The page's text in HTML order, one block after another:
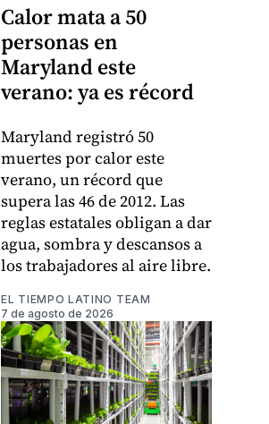
Calor mata a 50
personas en
Maryland este
verano: ya es récord
Maryland registró 50
muertes por calor este
verano, un récord que
supera las 46 de 2012. Las
reglas estatales obligan a dar
agua, sombra y descansos a
los trabajadores al aire libre.
EL TIEMPO LATINO TEAM
7 de agosto de 2026